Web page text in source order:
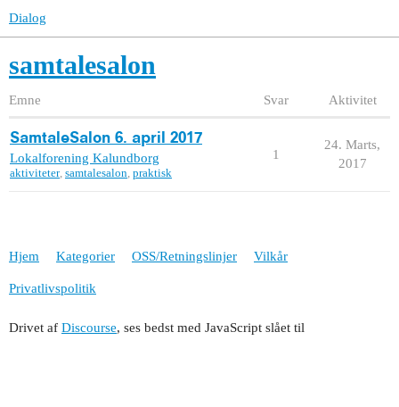
Dialog
samtalesalon
Emne Svar Aktivitet
SamtaleSalon 6. april 2017
Lokalforening Kalundborg
aktiviteter, samtalesalon, praktisk
1
24. Marts,
2017
Hjem Kategorier OSS/Retningslinjer Vilkår
Privatlivspolitik
Drivet af Discourse, ses bedst med JavaScript slået til